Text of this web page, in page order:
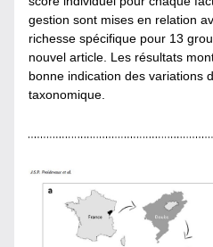
gestion sont mises en relation
richesse spécifique pour 13
nouvel article. Les résultats
bonne indication des variations
taxonomique.